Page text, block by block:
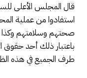
استفادوا من عملية
صحتهم وسلامتهم وكذا
باعتبار ذلك أحد حقوق
طرف الجميع في هذه